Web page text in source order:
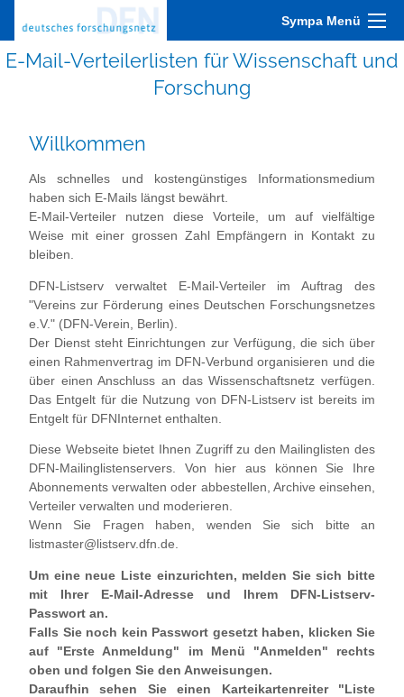
Sympa Menü
E-Mail-Verteilerlisten für Wissenschaft und
Forschung
Willkommen
Als schnelles und kostengünstiges Informationsmedium
haben sich E-Mails längst bewährt.
E-Mail-Verteiler nutzen diese Vorteile, um auf vielfältige
Weise mit einer grossen Zahl Empfängern in Kontakt zu
bleiben.
DFN-Listserv verwaltet E-Mail-Verteiler im Auftrag des
"Vereins zur Förderung eines Deutschen Forschungsnetzes
e.V." (DFN-Verein, Berlin).
Der Dienst steht Einrichtungen zur Verfügung, die sich über
einen Rahmenvertrag im DFN-Verbund organisieren und die
über einen Anschluss an das Wissenschaftsnetz verfügen.
Das Entgelt für die Nutzung von DFN-Listserv ist bereits im
Entgelt für DFNInternet enthalten.
Diese Webseite bietet Ihnen Zugriff zu den Mailinglisten des
DFN-Mailinglistenservers. Von hier aus können Sie Ihre
Abonnements verwalten oder abbestellen, Archive einsehen,
Verteiler verwalten und moderieren.
Wenn Sie Fragen haben, wenden Sie sich bitte an
listmaster@listserv.dfn.de.
Um eine neue Liste einzurichten, melden Sie sich bitte
mit Ihrer E-Mail-Adresse und Ihrem DFN-Listserv-
Passwort an.
Falls Sie noch kein Passwort gesetzt haben, klicken Sie
auf "Erste Anmeldung" im Menü "Anmelden" rechts
oben und folgen Sie den Anweisungen.
Daraufhin sehen Sie einen Karteikartenreiter "Liste